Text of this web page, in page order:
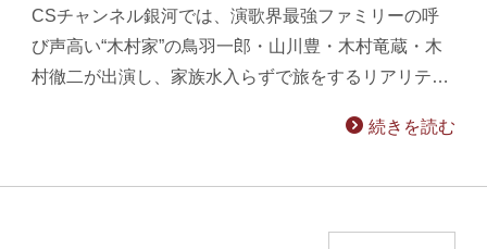
CSチャンネル銀河では、演歌界最強ファミリーの呼
び声高い“木村家”の鳥羽一郎・山川豊・木村竜蔵・木
村徹二が出演し、家族水入らずで旅をするリアリテ…
続きを読む